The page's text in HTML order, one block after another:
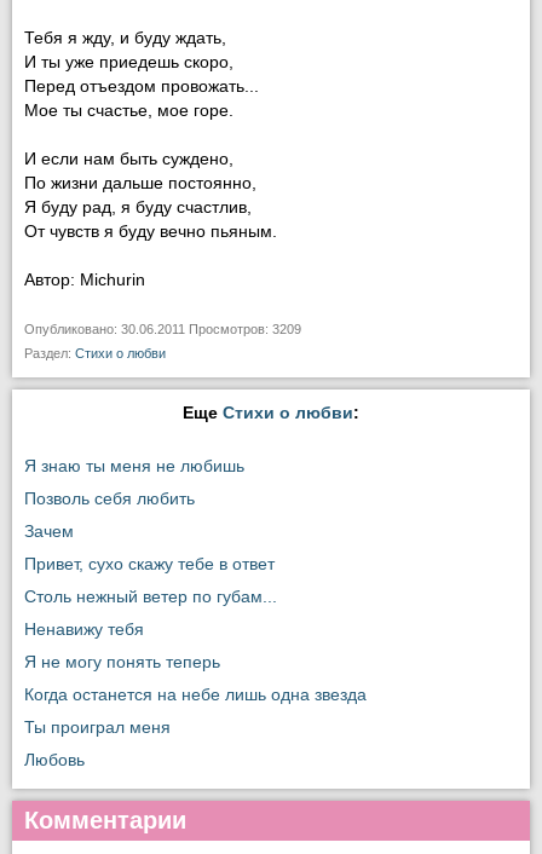
Тебя я жду, и буду ждать,
И ты уже приедешь скоро,
Перед отъездом провожать...
Мое ты счастье, мое горе.
И если нам быть суждено,
По жизни дальше постоянно,
Я буду рад, я буду счастлив,
От чувств я буду вечно пьяным.
Автор: Michurin
Опубликовано: 30.06.2011 Просмотров: 3209
Раздел: Стихи о любви
Еще Стихи о любви:
Я знаю ты меня не любишь
Позволь себя любить
Зачем
Привет, сухо скажу тебе в ответ
Столь нежный ветер по губам...
Ненавижу тебя
Я не могу понять теперь
Когда останется на небе лишь одна звезда
Ты проиграл меня
Любовь
Комментарии